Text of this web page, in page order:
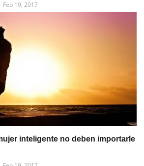
Feb 19, 2017
inteligente no deben importarle